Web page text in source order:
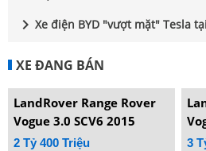
chevron_right Xe điện BYD "vượt mặt" Tesla
XE ĐANG BÁN
LandRover Range Rover
Vogue 3.0 SCV6 2015
2 Tỷ 400 Triệu 3